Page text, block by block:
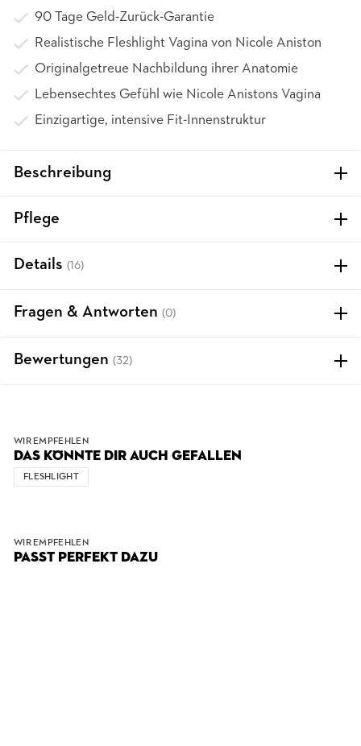
90 Tage Geld-Zurück-Garantie
Realistische Fleshlight Vagina von Nicole Aniston
Originalgetreue Nachbildung ihrer Anatomie
Lebensechtes Gefühl wie Nicole Anistons Vagina
Einzigartige, intensive Fit-Innenstruktur
Beschreibung
Pflege
Details (16)
Fragen & Antworten (0)
Bewertungen (32)
WIR EMPFEHLEN
DAS KÖNNTE DIR AUCH GEFALLEN
FLESHLIGHT
WIR EMPFEHLEN
PASST PERFEKT DAZU